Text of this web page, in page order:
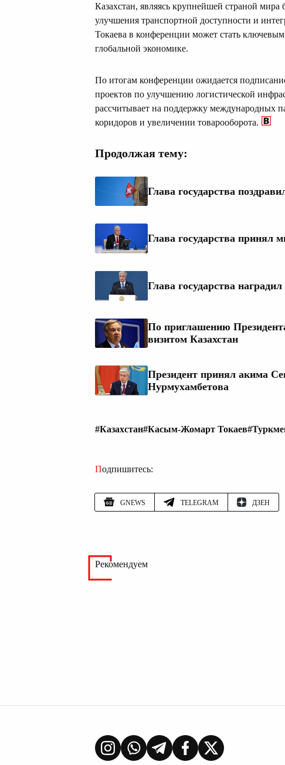
Казахстан, являясь крупнейшей страной
улучшения транспортной доступности и
Токаева в конференции может стать
глобальной экономике.
По итогам конференции ожидается
проектов по улучшению логистической
рассчитывает на поддержку международных
коридоров и увеличении товарооборота.
Продолжая тему:
Глава государства
Глава государства принял
Глава государства
По приглашению
визитом Казахстан
Президент принял акима
Нурмухамбетова
#Казахстан#Касым-Жомарт Токаев
Подпишитесь:
GNEWS TELEGRAM ДЗЕН
Рекомендуем